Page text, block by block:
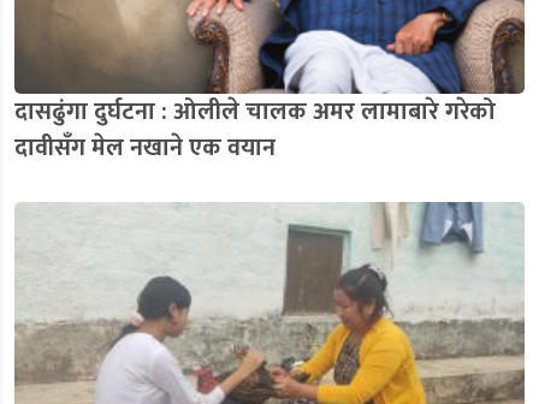
दासढुंगा दुर्घटना : ओलीले चालक अमर लामाबारे गरेको
दावीसँग मेल नखाने एक वयान